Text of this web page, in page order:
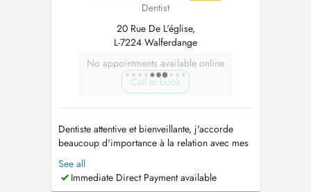
Dentist
20 Rue De L'église,
L-7224 Walferdange
No appointments available online
Call to book
Dentiste attentive et bienveillante, j'accorde
beaucoup d'importance à la relation avec mes
patients. Nous vous accueillons dans un
cabinet chaleureux et professionnel, en prenant
le soin de vous écouter, de vous rassurer et de
See all
Immediate Direct Payment available